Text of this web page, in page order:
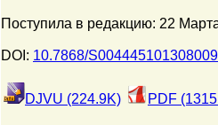
Поступила в редакцию: 22
DOI: 10.7868/
DJVU (224.9K) PDF